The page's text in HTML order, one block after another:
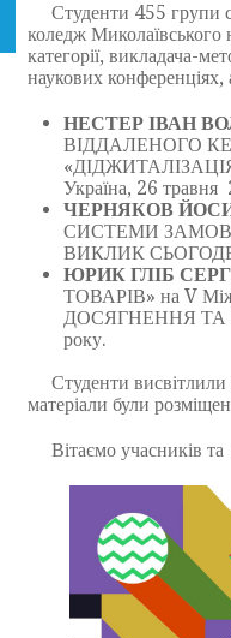
Студенти 455 групи
коледж Миколаївського
категорії, викладача-
наукових конференціях,
НЕСТЕР ІВАН
ВІДДАЛЕНОГО
Україна, 26
ЧЕРНЯКОВ
СИСТЕМИ
ВИКЛИК
ЮРИК ГЛІБ
ТОВАРІВ» на V
ДОСЯГНЕННЯ ТА
року.
Студенти висвітлили
матеріали були
Вітаємо учасників та